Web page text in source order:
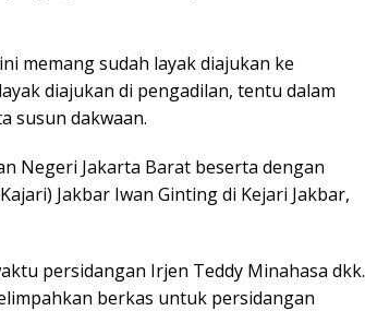
memang sudah layak diajukan ke
diajukan di pengadilan, tentu dalam
susun dakwaan.
Negeri Jakarta Barat beserta dengan
Jakbar Iwan Ginting di Kejari Jakbar,
persidangan Irjen Teddy Minahasa dkk.
berkas untuk persidangan